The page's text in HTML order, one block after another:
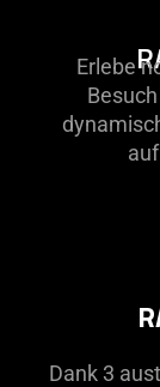
Erlebe
Dank 3